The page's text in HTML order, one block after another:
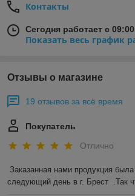
Контакты
Сегодня работает с
Показать весь график
Отзывы о магазине
19 отзывов за всё время
Покупатель
Отлично
Заказанная нами продукция
следующий день в г. Брест  .Так